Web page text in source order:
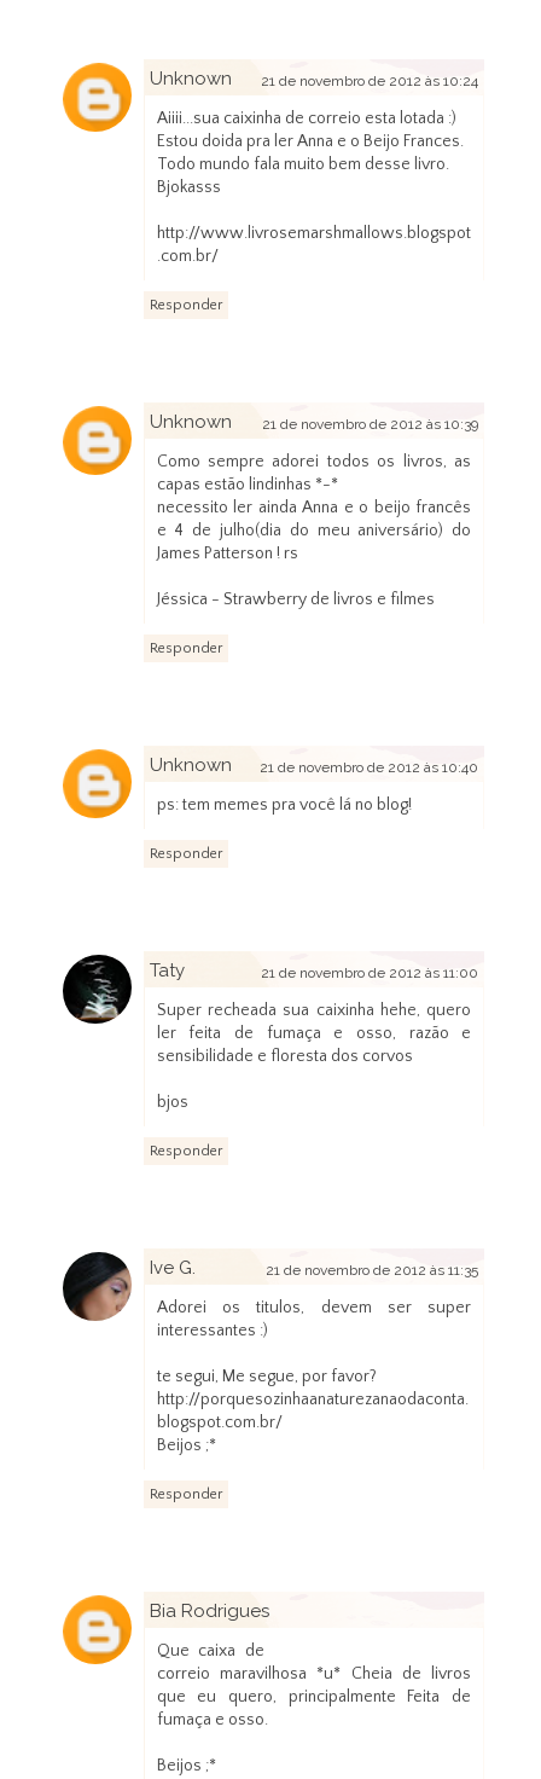
Unknown 21 de novembro de 2012 às 10:24
Aiiii...sua caixinha de correio esta lotada :)
Estou doida pra ler Anna e o Beijo Frances.
Todo mundo fala muito bem desse livro.
Bjokasss
http://www.livrosemarshmallows.blogspot
.com.br/
Responder
Unknown 21 de novembro de 2012 às 10:39
Como sempre adorei todos os livros, as
capas estão lindinhas *-*
necessito ler ainda Anna e o beijo francês
e 4 de julho(dia do meu aniversário) do
James Patterson ! rs
Jéssica - Strawberry de livros e filmes
Responder
Unknown 21 de novembro de 2012 às 10:40
ps: tem memes pra você lá no blog!
Responder
Taty 21 de novembro de 2012 às 11:00
Super recheada sua caixinha hehe, quero
ler feita de fumaça e osso, razão e
sensibilidade e floresta dos corvos
bjos
Responder
Ive G. 21 de novembro de 2012 às 11:35
Adorei os titulos, devem ser super
interessantes :)
te segui, Me segue, por favor?
http://porquesozinhaanaturezanaodaconta.
blogspot.com.br/
Beijos ;*
Responder
Bia Rodrigues
Que caixa de
correio maravilhosa *u* Cheia de livros
que eu quero, principalmente Feita de
fumaça e osso.
Beijos ;*